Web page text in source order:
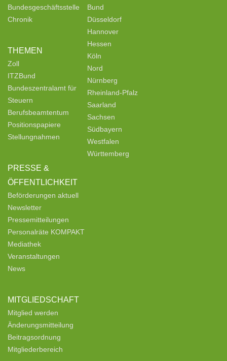
Bundesgeschäftsstelle
Chronik
THEMEN
Zoll
ITZBund
Bundeszentralamt für
Steuern
Berufsbeamtentum
Positionspapiere
Stellungnahmen
PRESSE &
ÖFFENTLICHKEIT
Beförderungen aktuell
Newsletter
Pressemitteilungen
Personalräte KOMPAKT
Mediathek
Veranstaltungen
News
MITGLIEDSCHAFT
Mitglied werden
Änderungsmitteilung
Beitragsordnung
Mitgliederbereich
Bund
Düsseldorf
Hannover
Hessen
Köln
Nord
Nürnberg
Rheinland-Pfalz
Saarland
Sachsen
Südbayern
Westfalen
Württemberg